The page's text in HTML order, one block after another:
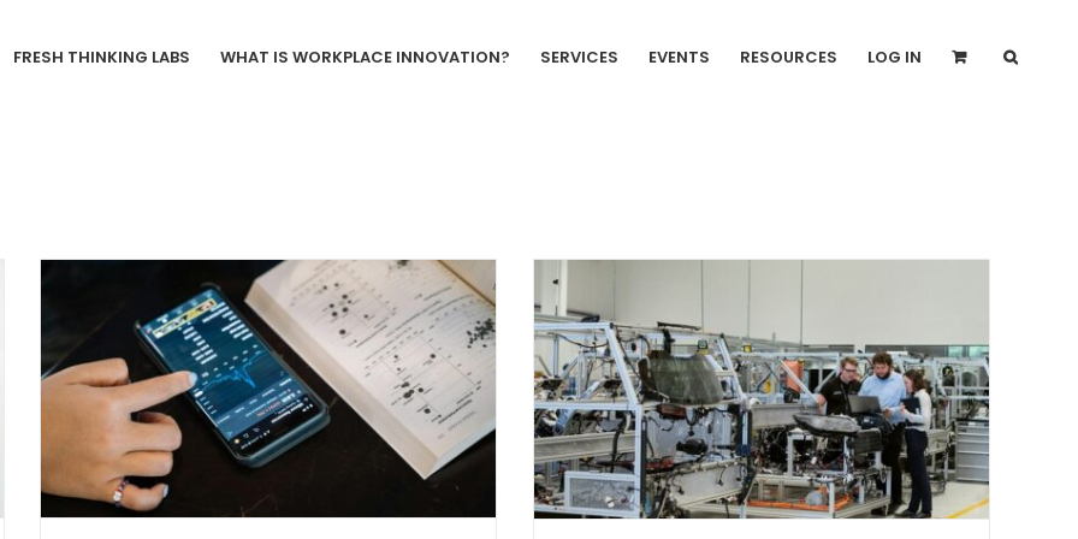
FRESH THINKING LABS WHAT IS WORKPLACE INNOVATION? SERVICES EVENTS RESOURCES LOG IN